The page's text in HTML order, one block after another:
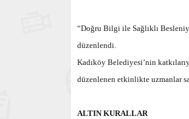
“Doğru Bilgi ile Sağlıklı
düzenlendi.
Kadıköy Belediyesi’nin
düzenlenen etkinlikte uzmanlar
ALTIN KURALLAR